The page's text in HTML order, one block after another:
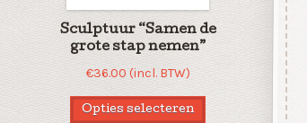
Sculptuur “Samen de
grote stap nemen”
€36.00 (incl. BTW)
Opties selecteren